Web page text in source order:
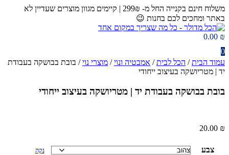
דלג
לתוכן
משלוח חינם בקנייה החל מ- 299₪ | קיימים מגוון מוצרים שעדיין לא
באתר ומחכים לכם בחנות 😉​
0.00 ₪
0
עמוד הבית/ הכל לבית/ אמבטיה ונוי/ מוצרי נוי/ בובת בבושקה בעבודת
יד | מטריושקה בעיצוב ייחודי
בובת בבושקה בעבודת יד | מטריושקה בעיצוב ייחודי
20.00 ₪
צבע נקה